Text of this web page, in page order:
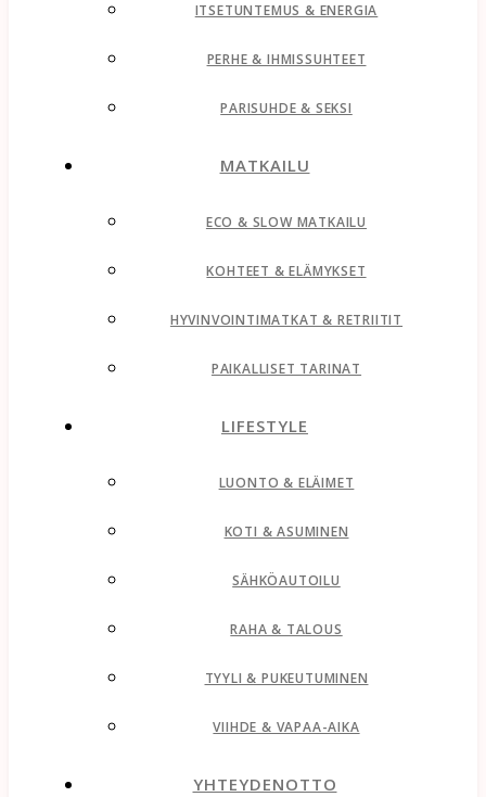
ITSETUNTEMUS & ENERGIA
PERHE & IHMISSUHTEET
PARISUHDE & SEKSI
MATKAILU
ECO & SLOW MATKAILU
KOHTEET & ELÄMYKSET
HYVINVOINTIMATKAT & RETRIITIT
PAIKALLISET TARINAT
LIFESTYLE
LUONTO & ELÄIMET
KOTI & ASUMINEN
SÄHKÖAUTOILU
RAHA & TALOUS
TYYLI & PUKEUTUMINEN
VIIHDE & VAPAA-AIKA
YHTEYDENOTTO